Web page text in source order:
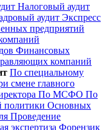
Налоговый аудит
аудит Экспресс
предприятий
Финансовых
компаний
По специальному
смене главного
По МСФО По
политики Основных
Проведение
экспертиза Форензик